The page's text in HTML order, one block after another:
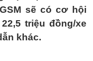
sẽ có cơ hội
triệu đồng/xe
khác.